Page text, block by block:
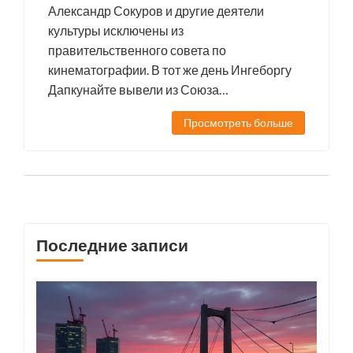
Александр Сокуров и другие деятели
культуры исключены из
правительственного совета по
кинематографии. В тот же день Ингеборгу
Дапкунайте вывели из Союза
кинематографистов под предлогом
Просмотреть больше
Последние записи